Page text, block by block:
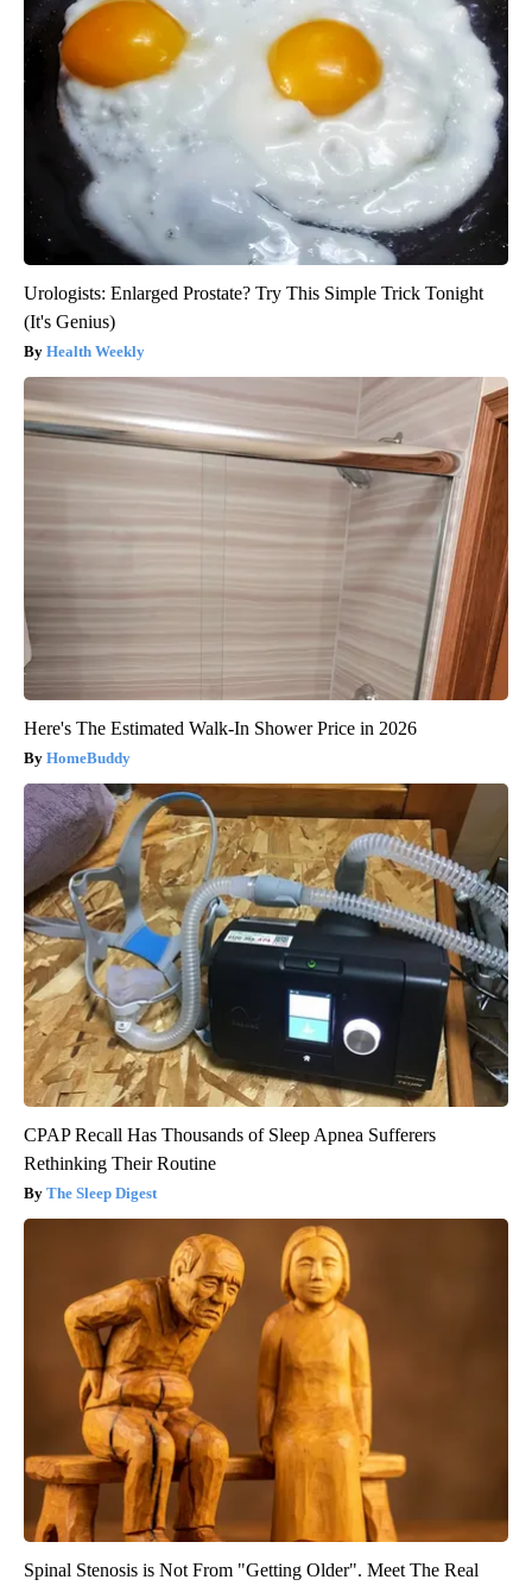
Urologists: Enlarged Prostate? Try This Simple Trick Tonight
(It's Genius)
Health Weekly
Here's The Estimated Walk-In Shower Price in 2026
HomeBuddy
CPAP Recall Has Thousands of Sleep Apnea Sufferers
Rethinking Their Routine
The Sleep Digest
Spinal Stenosis is Not From "Getting Older". Meet The Real